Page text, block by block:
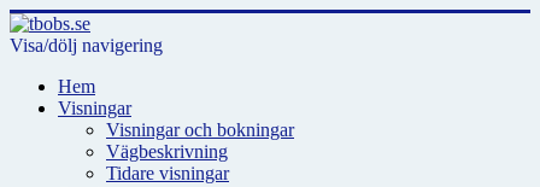
Visa/dölj navigering
Hem
Visningar
Visningar och bokningar
Vägbeskrivning
Tidare visningar